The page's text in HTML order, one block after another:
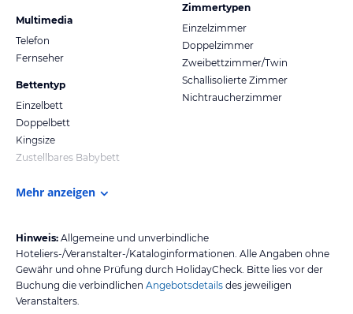
Multimedia
Telefon
Fernseher
Bettentyp
Einzelbett
Doppelbett
Kingsize
Zustellbares Babybett
Zimmertypen
Einzelzimmer
Doppelzimmer
Zweibettzimmer/Twin
Schallisolierte Zimmer
Nichtraucherzimmer
Mehr anzeigen
Hinweis: Allgemeine und unverbindliche
Hoteliers-/Veranstalter-/Kataloginformationen. Alle Angaben ohne
Gewähr und ohne Prüfung durch HolidayCheck. Bitte lies vor der
Buchung die verbindlichen Angebotsdetails des jeweiligen
Veranstalters.